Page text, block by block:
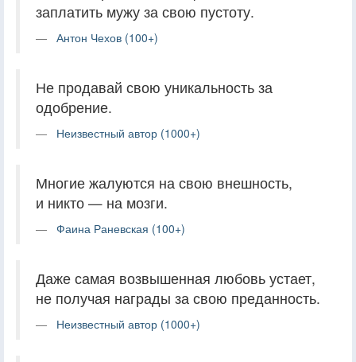
заплатить мужу за свою пустоту.
Антон Чехов (100+)
Не продавай свою уникальность за
одобрение.
Неизвестный автор (1000+)
Многие жалуются на свою внешность,
и никто — на мозги.
Фаина Раневская (100+)
Даже самая возвышенная любовь устает,
не получая награды за свою преданность.
Неизвестный автор (1000+)